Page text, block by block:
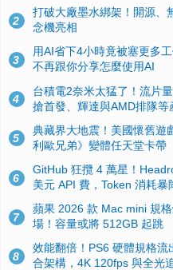
2
打破大廠墨水綁架！開源、
念機亮相
3
用AI省下4小時竟被塞更多
不再跟你分享怎麼使用AI
4
台積電2奈米太猛了！流片
搶首發、輝達與AMD排隊等
5
典藏界大地震！美國懷舊遊
利歐兄弟》變體任天堂卡帶
6
GitHub 狂攬 4 萬星！
美元 API 費，Token 消耗暴
7
蘋果 2026 款 Mac mini 規
場！容量或將 512GB 起跳
8
效能翻倍！PS6 硬體規格
合架構，4K 120fps 與全光